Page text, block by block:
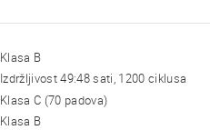
Klasa B
Izdržljivost 49:48 sati, 1200 ciklusa
Klasa C (70 padova)
Klasa B